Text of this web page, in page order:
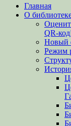
Перейти
содержимому
Главная
О
QR-
Новый
Режим